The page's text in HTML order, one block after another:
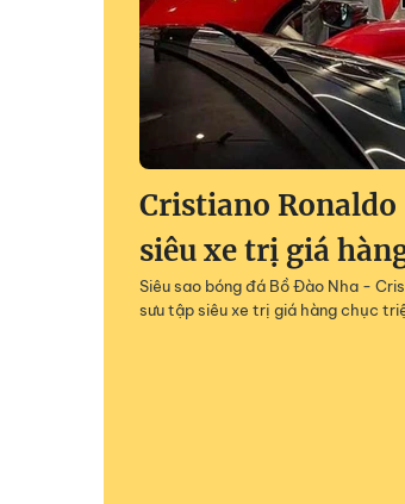
Cristiano
siêu xe trị giá
Siêu sao bóng đá Bồ Đào Nha -
sưu tập siêu xe trị giá hàng chục